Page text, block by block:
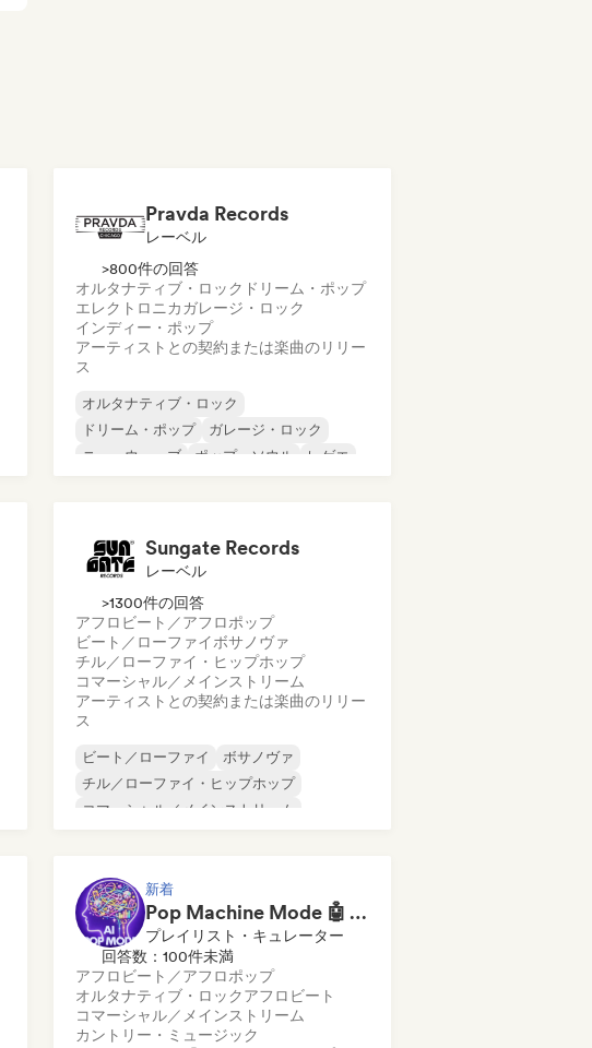
Pravda Records
レーベル
>800件の回答
オルタナティブ・ロック ドリーム・ポップ
エレクトロニカガレージ・ロック
インディー・ポップ
アーティストとの契約または楽曲のリリー
ス
オルタナティブ・ロック
ドリーム・ポップ
ガレージ・ロック
ニューウェーブ
ポップ・ソウル
レゲエ
Sungate Records
レーベル
>1300件の回答
アフロビート／アフロポップ
ビート／ローファイボサノヴァ
チル／ローファイ・ヒップホップ
コマーシャル／メインストリーム
アーティストとの契約または楽曲のリリー
ス
ビート／ローファイ
ボサノヴァ
チル／ローファイ・ヒップホップ
コマーシャル／メインストリーム
新着
Pop Machine Mode 🤖 AI Music, Indie Pop & Dream Pop
プレイリスト・キュレーター
回答数：100件未満
アフロビート／アフロポップ
オルタナティブ・ロックアフロビート
コマーシャル／メインストリーム
カントリー・ミュージック